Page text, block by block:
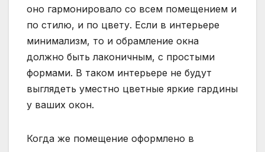
оно гармонировало со всем помещением и
по стилю, и по цвету. Если в интерьере
минимализм, то и обрамление окна
должно быть лаконичным, с простыми
формами. В таком интерьере не будут
выглядеть уместно цветные яркие гардины
у ваших окон.
Когда же помещение оформлено в